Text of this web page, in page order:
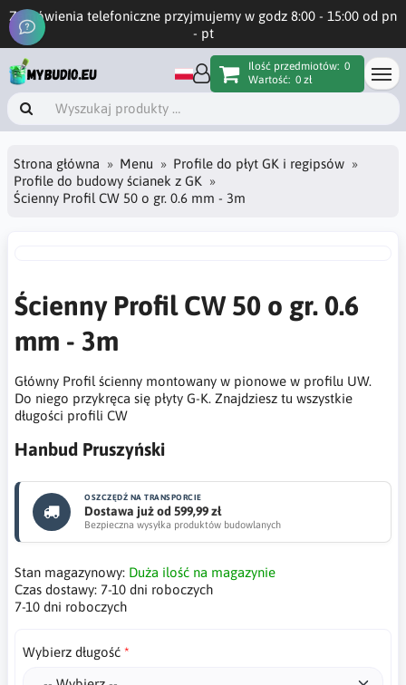
Zamówienia telefoniczne przyjmujemy w godz 8:00 - 15:00 od pn
- pt
Ilość przedmiotów: 0
Wartość: 0 zł
Strona główna Menu
Profile do płyt GK i regipsów
Profile do budowy ścianek z GK
Ścienny Profil CW 50 o gr. 0.6 mm - 3m
Ścienny Profil CW 50 o gr. 0.6
mm - 3m
Główny Profil ścienny montowany w pionowe w profilu UW.
Do niego przykręca się płyty G-K. Znajdziesz tu wszystkie
długości profili CW
Hanbud Pruszyński
OSZCZĘDŹ NA TRANSPORCIE
Dostawa już od 599,99 zł
Bezpieczna wysyłka produktów budowlanych
Stan magazynowy: Duża ilość na magazynie
Czas dostawy: 7-10 dni roboczych
7-10 dni roboczych
Wybierz długość